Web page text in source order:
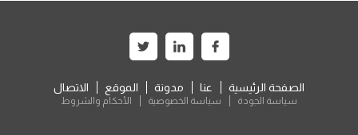
الصفحة الرئيسية عنا مدونة الموقع الاتصال
سياسة الجودة سياسة الخصوصية الأحكام والشروط